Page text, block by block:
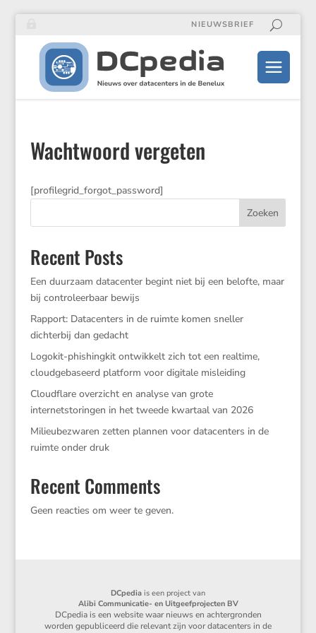
NIEUWSBRIEF
Wachtwoord vergeten
[profilegrid_​forgot_​password]
Zoeken
Recent Posts
Een duurzaam datacenter begint niet bij een belofte, maar
bij controleerbaar bewijs
Rapport: Datacenters in de ruimte komen sneller
dichterbij dan gedacht
Logokit-phishingkit ontwikkelt zich tot een realtime,
cloudgebaseerd platform voor digitale misleiding
Cloudflare overzicht en analyse van grote
internetstoringen in het tweede kwartaal van 2026
Milieubezwaren zetten plannen voor datacenters in de
ruimte onder druk
Recent Comments
Geen reacties om weer te geven.
DCpedia is een project van
Alibi Communicatie- en Uitgeefprojecten BV
DCpedia is een website waar nieuws en achtergronden
worden gepubliceerd die relevant zijn voor datacenters in de